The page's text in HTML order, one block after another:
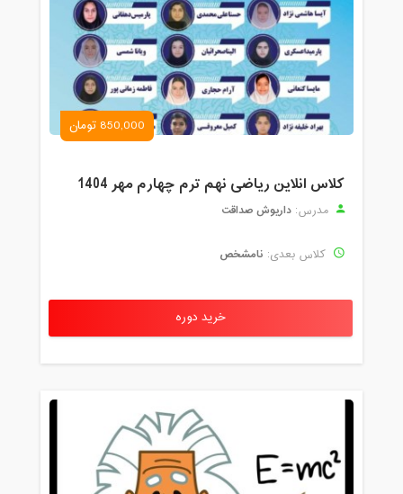
850,000 تومان
کلاس انلاین ریاضی نهم ترم چهارم مهر 1404
مدرس: داریوش صداقت
کلاس بعدی: نامشخص
خرید دوره